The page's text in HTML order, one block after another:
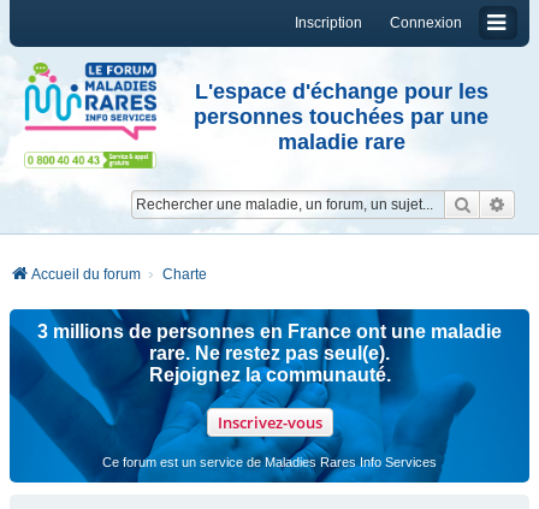
Connexion
Inscription
L'espace d'échange pour les
personnes touchées par une
maladie rare
Accueil du forum Charte
3 millions de personnes en France ont une maladie
rare. Ne restez pas seul(e).
Rejoignez la communauté.
Inscrivez-vous
Ce forum est un service de Maladies Rares Info Services